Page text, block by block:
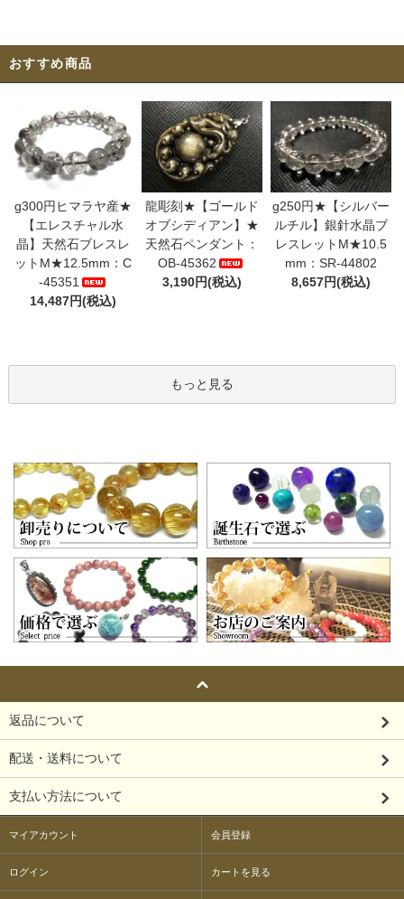
おすすめ商品
g300円ヒマラヤ産★
【エレスチャル水
晶】天然石ブレスレ
ットM★12.5mm：C
-45351
14,487円(税込)
龍彫刻★【ゴールド
オブシディアン】★
天然石ペンダント：
OB-45362
3,190円(税込)
g250円★【シルバー
ルチル】銀針水晶ブ
レスレットM★10.5
mm：SR-44802
8,657円(税込)
もっと見る
返品について
配送・送料について
支払い方法について
マイアカウント 会員登録
ログイン カートを見る